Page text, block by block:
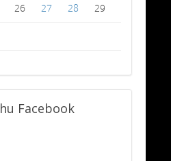
26 27 28 29
Facebook